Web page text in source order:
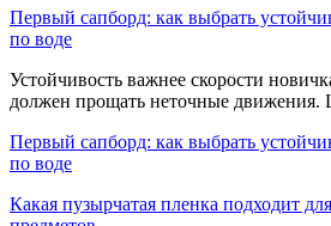
Первый сапборд: как выбрать
по воде
Устойчивость важнее скорости
должен прощать неточные
Первый сапборд: как выбрать
по воде
Какая пузырчатая пленка подходит